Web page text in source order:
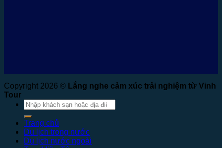
Copyright 2026 © Lắng nghe cảm xúc trải nghiệm từ Vinh
Tour
Tìm
kiếm:
Trang chủ
Du lịch trong nước
Du lịch nước ngoài